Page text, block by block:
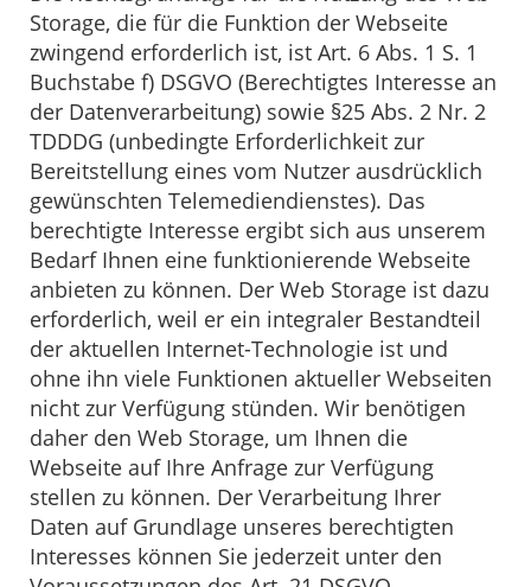
Storage, die für die Funktion der Webseite
zwingend erforderlich ist, ist Art. 6 Abs. 1 S. 1
Buchstabe f) DSGVO (Berechtigtes Interesse an
der Datenverarbeitung) sowie §25 Abs. 2 Nr. 2
TDDDG (unbedingte Erforderlichkeit zur
Bereitstellung eines vom Nutzer ausdrücklich
gewünschten Telemediendienstes). Das
berechtigte Interesse ergibt sich aus unserem
Bedarf Ihnen eine funktionierende Webseite
anbieten zu können. Der Web Storage ist dazu
erforderlich, weil er ein integraler Bestandteil
der aktuellen Internet-Technologie ist und
ohne ihn viele Funktionen aktueller Webseiten
nicht zur Verfügung stünden. Wir benötigen
daher den Web Storage, um Ihnen die
Webseite auf Ihre Anfrage zur Verfügung
stellen zu können. Der Verarbeitung Ihrer
Daten auf Grundlage unseres berechtigten
Interesses können Sie jederzeit unter den